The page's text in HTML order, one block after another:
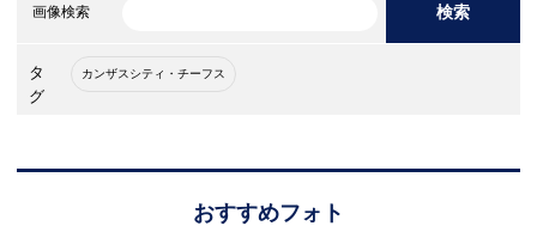
画像検索 検索
タ
グ
カンザスシティ・チーフス
おすすめフォト